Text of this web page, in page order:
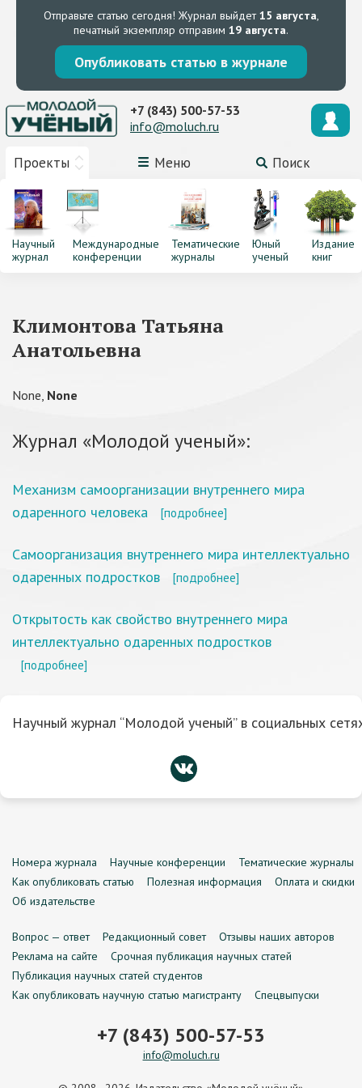
Отправьте статью сегодня! Журнал выйдет15 августа,
печатный экземпляр отправим 19 августа.
Опубликовать статью в журнале
Проекты Меню Поиск
+7 (843) 500-57-53
info@moluch.ru
Научный
журнал
Международные
конференции
Тематические
журналы
Юный
ученый
Издание
книг
Климонтова Татьяна
Анатольевна
None, None
Журнал «Молодой ученый»:
Механизм самоорганизации внутреннего мира
одаренного человека
[подробнее]
Самоорганизация внутреннего мира интеллектуально
одаренных подростков
[подробнее]
Открытость как свойство внутреннего мира
интеллектуально одаренных подростков
[подробнее]
Научный журнал “Молодой ученый” в социальных
Номера журнала Научные конференции
Тематические журналы
Как опубликовать статью
Полезная информация
Оплата и скидки
Об издательстве
Вопрос — ответ Редакционный совет
Отзывы наших авторов
Реклама на сайте
Срочная публикация научных статей
Публикация научных статей студентов
Как опубликовать научную статью магистранту
Спецвыпуски
+7 (843) 500-57-53
info@moluch.ru